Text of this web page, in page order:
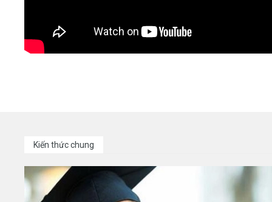
Kiến thức chung